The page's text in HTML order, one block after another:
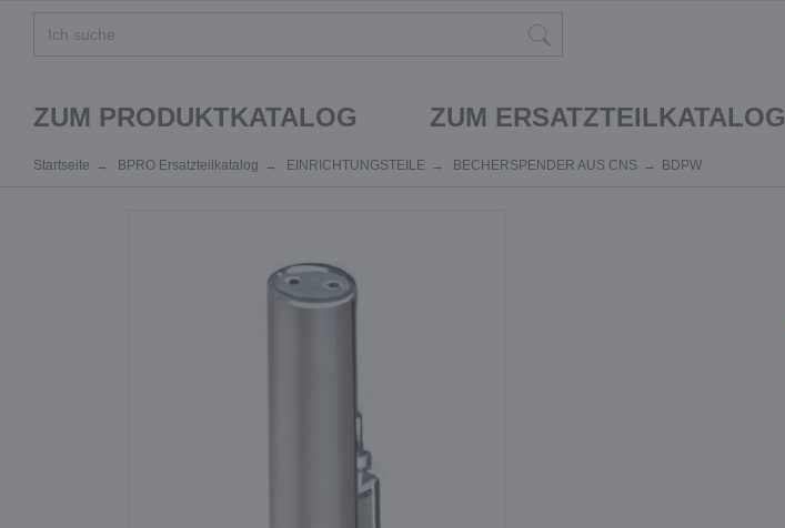
ZUM PRODUKTKATALOG ZUM ERSATZTEILKATALOG
Startseite BPRO Ersatzteilkatalog EINRICHTUNGSTEILE BECHERSPENDER AUS CNS BDPW